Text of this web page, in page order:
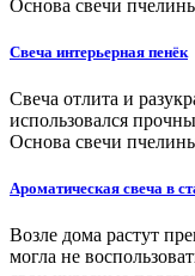
Основа свечи
Свеча интерьерная пенёк
Свеча отлита и
использовался
Основа свечи
Ароматическая свеча в
Возле дома растут
могла не